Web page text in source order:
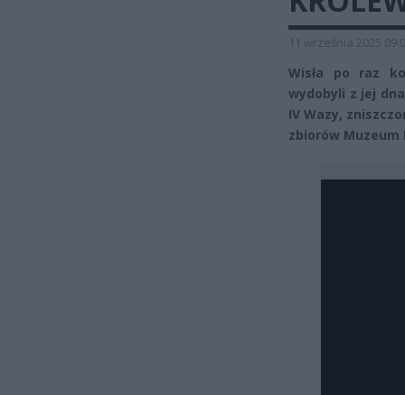
11 września 2025
Wisła po raz
wydobyli z jej
IV Wazy,
zbiorów